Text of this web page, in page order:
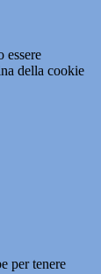
essere
della cookie
per tenere